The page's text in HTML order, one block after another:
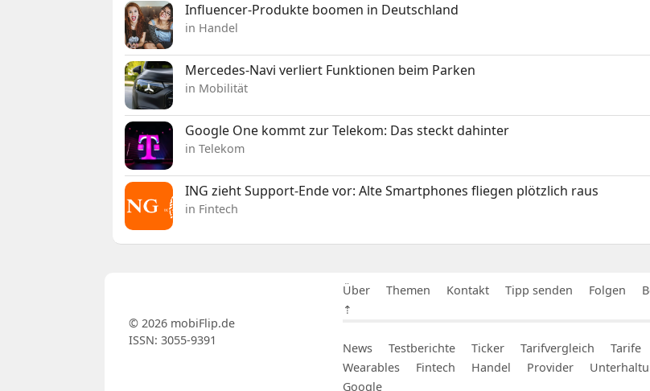
Influencer-Produkte boomen in Deutschland
in Handel
Mercedes-Navi verliert Funktionen beim Parken
in Mobilität
Google One kommt zur Telekom: Das steckt dahinter
in Telekom
ING zieht Support-Ende vor: Alte Smartphones fliegen plötzlich raus
in Fintech
Über Themen Kontakt Tipp senden Folgen
⇡
News Testberichte Ticker Tarifvergleich Tarife
Wearables
Fintech Handel Provider
Google
© 2026 mobiFlip.de
ISSN: 3055-9391